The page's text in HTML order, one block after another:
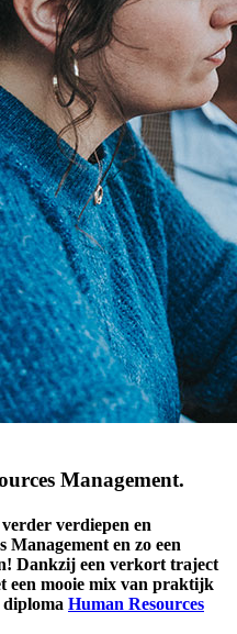
Management.
verdiepen en
Management en zo een
Dankzij een verkort traject
een mooie mix van praktijk
diploma Human Resources